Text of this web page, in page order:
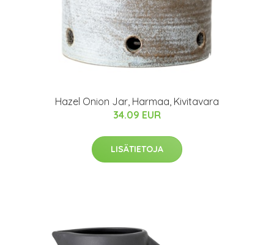
Hazel Onion Jar, Harmaa, Kivitavara
34.09 EUR
LISÄTIETOJA